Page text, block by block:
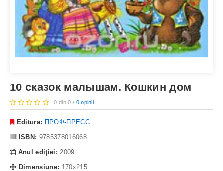
10 сказок малышам. Кошкин дом
0 din 0 / 0 opinii
Editura: ПРОФ-ПРЕСС
ISBN: 9785378016068
Anul ediţiei: 2009
Dimensiune: 170х215